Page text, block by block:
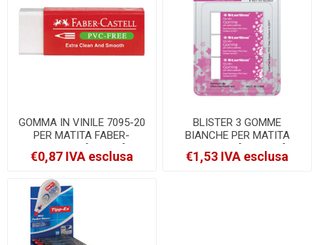
GOMMA IN VINILE 7095-20
PER MATITA FABER-
CASTELL [189520]
€0,87 IVA esclusa
BLISTER 3 GOMME
BIANCHE PER MATITA
STARLINE [STL1801]
€1,53 IVA esclusa